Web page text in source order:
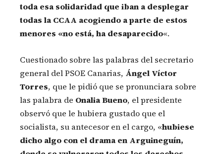
toda esa solidaridad que iban a desplegar
todas la CCAA acogiendo a parte de estos
menores «no está, ha desaparecido«.
Cuestionado sobre las palabras del secretario
general del PSOE Canarias, Ángel Víctor
Torres, que le pidió que se pronunciara sobre
las palabra de Onalia Bueno, el presidente
observó que le hubiera gustado que el
socialista, su antecesor en el cargo, «hubiese
dicho algo con el drama en Arguineguín,